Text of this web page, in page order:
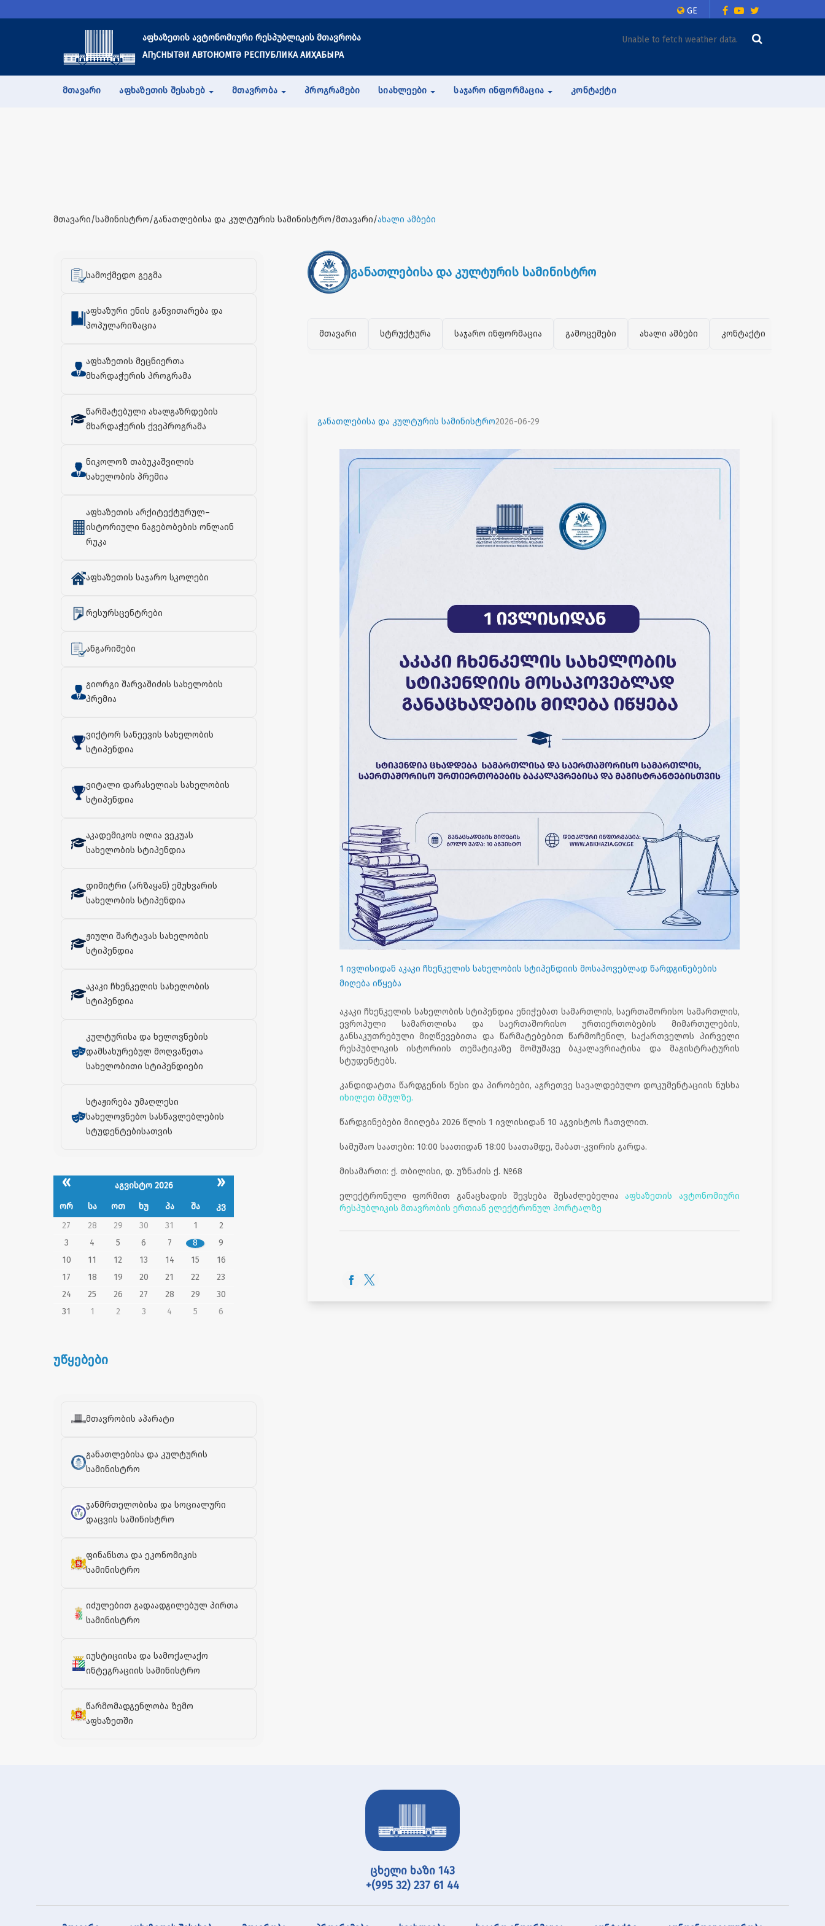
GE
აფხაზეთის ავტონომიური რესპუბლიკის მთავრობა
АҦСНЫТӘИ АВТОНОМТӘ РЕСПУБЛИКА АИҲАБЫРА
Unable to fetch weather data.
ᲛᲗᲐᲕᲐᲠᲘ ᲐᲤᲮᲐᲖᲔᲗᲘᲡ ᲨᲔᲡᲐᲮᲔᲑ ᲛᲗᲐᲕᲠᲝᲑᲐ ᲞᲠᲝᲒᲠᲐᲛᲔᲑᲘ ᲡᲘᲐᲮᲚᲔᲔᲑᲘ ᲡᲐᲯᲐᲠᲝ ᲘᲜᲤᲝᲠᲛᲐᲪᲘᲐ ᲙᲝᲜᲢᲐᲥᲢᲘ
მთავარი/სამინისტრო/განათლებისა და კულტურის სამინისტრო/მთავარი/ახალი ამბები
სამოქმედო გეგმა
აფხაზური ენის განვითარება და
პოპულარიზაცია
აფხაზეთის მეცნიერთა
მხარდაჭერის პროგრამა
წარმატებული ახალგაზრდების
მხარდაჭერის ქვეპროგრამა
ნიკოლოზ თაბუკაშვილის
სახელობის პრემია
აფხაზეთის არქიტექტურულ–
ისტორიული ნაგებობების ონლაინ
რუკა
აფხაზეთის საჯარო სკოლები
რესურსცენტრები
ანგარიშები
გიორგი შარვაშიძის სახელობის
პრემია
ვიქტორ სანეევის სახელობის
სტიპენდია
ვიტალი დარასელიას სახელობის
სტიპენდია
აკადემიკოს ილია ვეკუას
სახელობის სტიპენდია
დიმიტრი (არზაყან) ემუხვარის
სახელობის სტიპენდია
ჟიული შარტავას სახელობის
სტიპენდია
აკაკი ჩხენკელის სახელობის
სტიპენდია
კულტურისა და ხელოვნების
დამსახურებულ მოღვაწეთა
სახელობითი სტიპენდიები
სტაჟირება უმაღლესი
სახელოვნებო სასწავლებლების
სტუდენტებისათვის
« აგვისტო 2026 »
ორ სა ოთ ხუ პა შა
კვ
27
28 29 30 31 1
2
3
4 5 6 7 8
9
10
11 12 13 14 15
16
17
18 19 20 21 22
23
24
25 26 27 28 29
30
31
1 2 3 4 5 6
უწყებები
მთავრობის აპარატი
განათლებისა და კულტურის
სამინისტრო
ჯანმრთელობისა და სოციალური
დაცვის სამინისტრო
ფინანსთა და ეკონომიკის
სამინისტრო
იძულებით გადაადგილებულ პირთა
სამინისტრო
იუსტიციისა და სამოქალაქო
ინტეგრაციის სამინისტრო
წარმომადგენლობა ზემო
აფხაზეთში
განათლებისა და კულტურის სამინისტრო
მთავარი სტრუქტურა საჯარო ინფორმაცია გამოცემები ახალი ამბები კონტაქტი
განათლებისა და კულტურის სამინისტრო2026-06-29
1 ივლისიდან აკაკი ჩხენკელის სახელობის სტიპენდიის მოსაპოვებლად წარდგინებების
მიღება იწყება
აკაკი ჩხენკელის სახელობის სტიპენდია ენიჭებათ სამართლის, საერთაშორისო სამართლის,
ევროპული სამართლისა და საერთაშორისო ურთიერთობების მიმართულების,
განსაკუთრებული მიღწევებითა და წარმატებებით წარმოჩენილ, საქართველოს პირველი
რესპუბლიკის ისტორიის თემატიკაზე მომუშავე ბაკალავრიატისა და მაგისტრატურის
სტუდენტებს.
კანდიდატთა წარდგენის წესი და პირობები, აგრეთვე სავალდებულო დოკუმენტაციის ნუსხა
იხილეთ ბმულზე.
წარდგინებები მიიღება 2026 წლის 1 ივლისიდან 10 აგვისტოს ჩათვლით.
სამუშაო საათები: 10:00 საათიდან 18:00 საათამდე, შაბათ-კვირის გარდა.
მისამართი: ქ. თბილისი, დ. უზნაძის ქ. №68
ელექტრონული ფორმით განაცხადის შევსება შესაძლებელია აფხაზეთის ავტონომიური
რესპუბლიკის მთავრობის ერთიან ელექტრონულ პორტალზე
ცხელი ხაზი 143
+(995 32) 237 61 44